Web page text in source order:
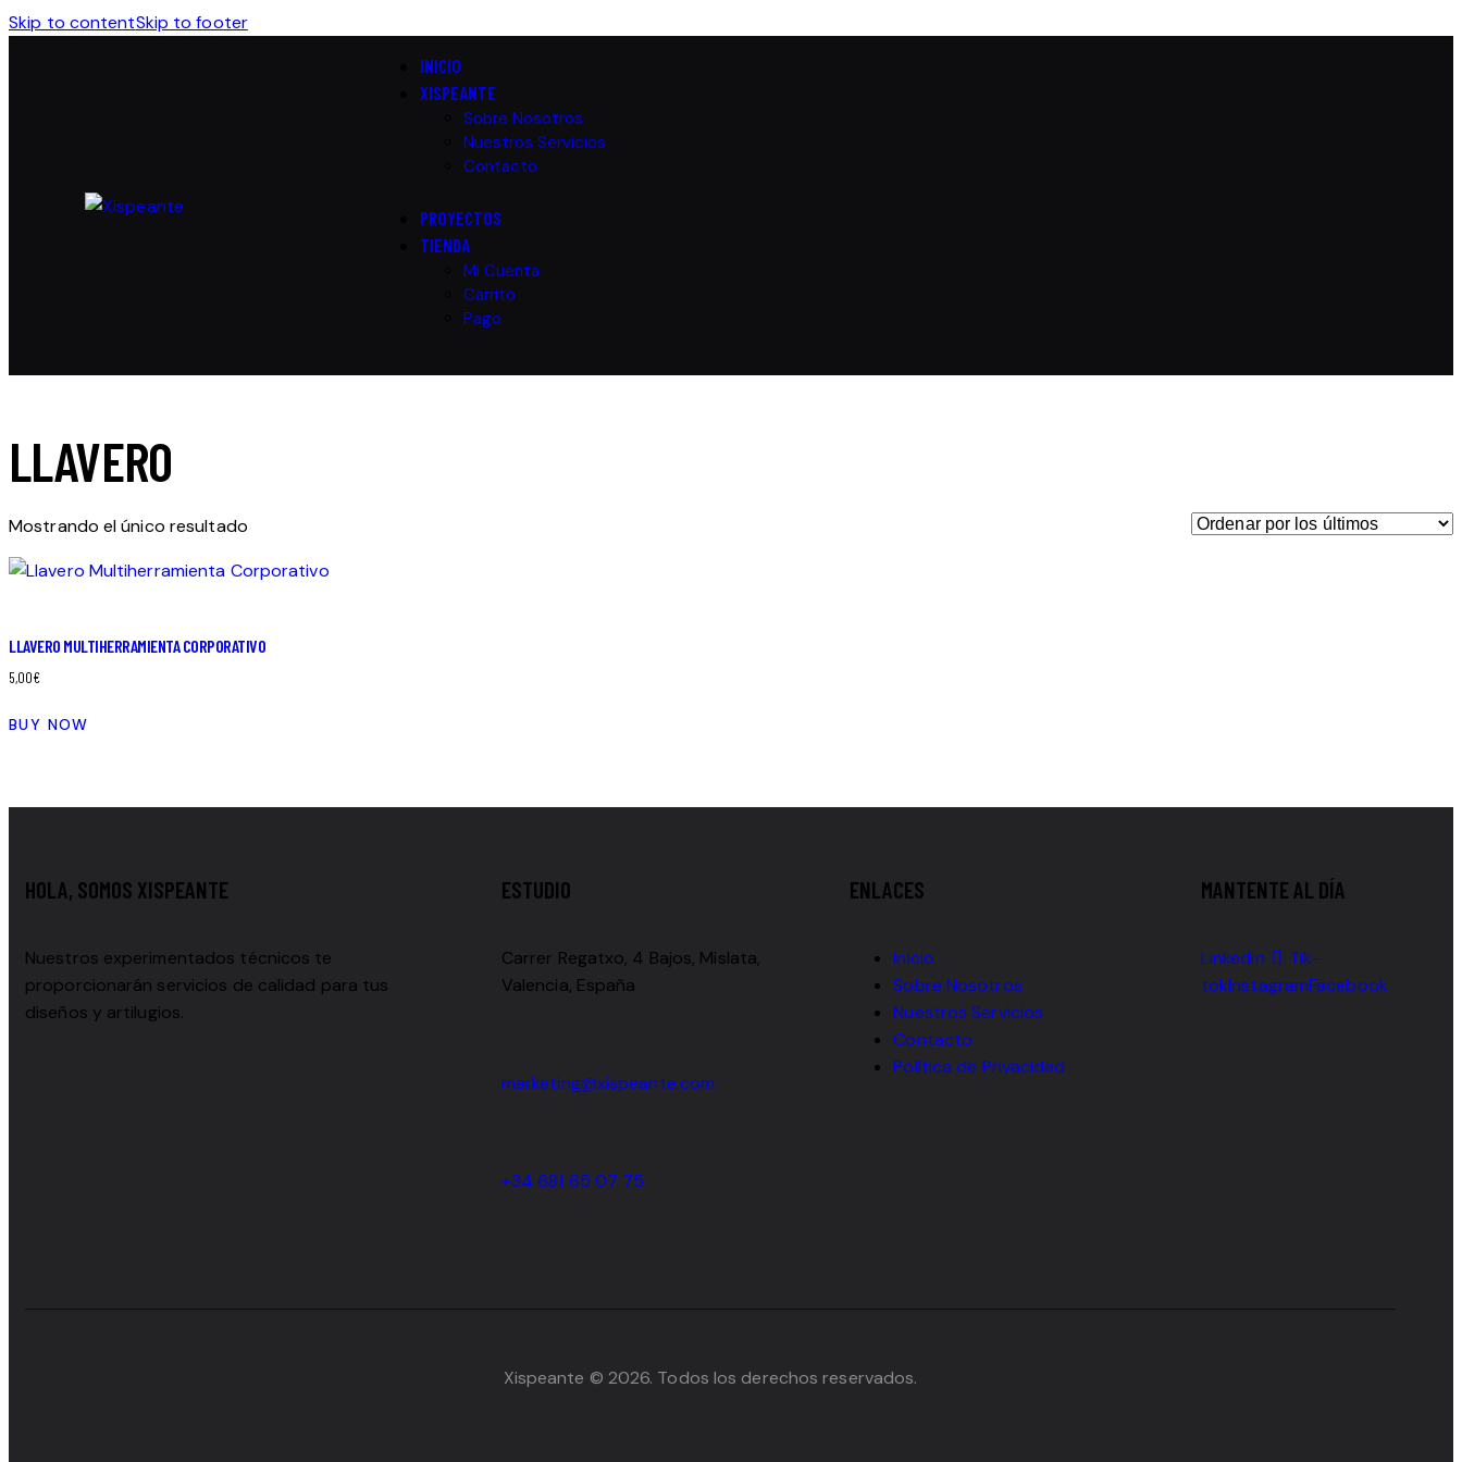
Skip to contentSkip to footer
INICIO
XISPEANTE
Sobre Nosotros
Nuestros Servicios
Contacto
PROYECTOS
TIENDA
Mi Cuenta
Carrito
Pago
LLAVERO
Mostrando el único resultado
LLAVERO MULTIHERRAMIENTA CORPORATIVO
5,00€
BUY NOW
HOLA, SOMOS XISPEANTE
Nuestros experimentados técnicos te
proporcionarán servicios de calidad para tus
diseños y artilugios.
ESTUDIO
Carrer Regatxo, 4 Bajos, Mislata,
Valencia, España
marketing@xispeante.com
+34 681 65 07 75
ENLACES
Inicio
Sobre Nosotros
Nuestros Servicios
Contacto
Política de Privacidad
MANTENTE AL DÍA
Linkedin
Tik-
tokInstagramFacebook
Xispeante © 2026. Todos los derechos reservados.